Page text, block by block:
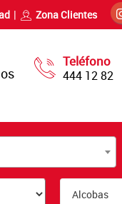
Zona Clientes
Teléfono
444 12 82